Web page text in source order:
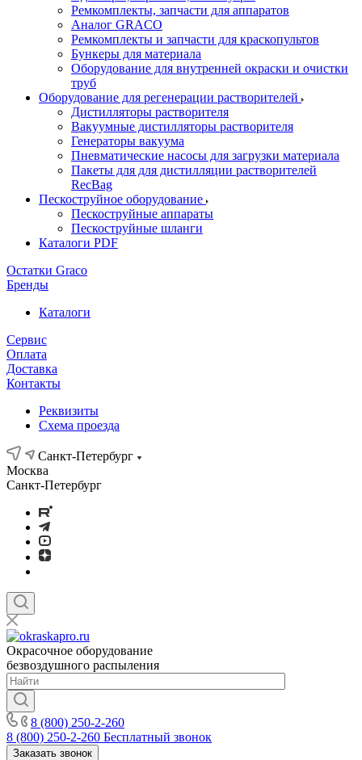
Ремкомплекты, запчасти для аппаратов
Аналог GRACO
Ремкомплекты и запчасти для краскопультов
Бункеры для материала
Оборудование для внутренней окраски и очистки
труб
Оборудование для регенерации растворителей
Дистилляторы растворителя
Вакуумные дистилляторы растворителя
Генераторы вакуума
Пневматические насосы для загрузки материала
Пакеты для для дистилляции растворителей
RecBag
Пескоструйное оборудование
Пескоструйные аппараты
Пескоструйные шланги
Каталоги PDF
Остатки Graco
Бренды
Каталоги
Сервис
Оплата
Доставка
Контакты
Реквизиты
Схема проезда
Санкт-Петербург
Москва
Санкт-Петербург
Окрасочное оборудование
безвоздушного распыления
8 (800) 250-2-260
8 (800) 250-2-260 Бесплатный звонок
Заказать звонок